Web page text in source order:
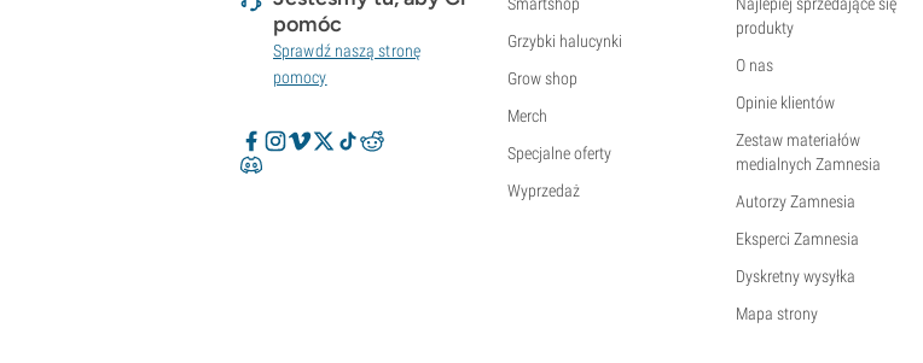
pomóc
Sprawdź naszą stronę
pomocy
Grzybki halucynki
Grow shop
Merch
Specjalne oferty
Wyprzedaż
produkty
O nas
Opinie klientów
Zestaw materiałów
medialnych Zamnesia
Autorzy Zamnesia
Eksperci Zamnesia
Dyskretny wysyłka
Mapa strony